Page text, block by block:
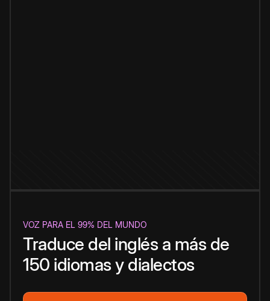
VOZ PARA EL 99% DEL MUNDO
Traduce del inglés a más de
150 idiomas y dialectos